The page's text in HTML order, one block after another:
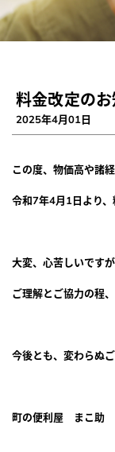
こ
／
盛
巾
町・
波
滝
料金改定の
2025年4月01日
この度、物価高や諸
令和7年4月1日より、
大変、心苦しいです
ご理解とご協力の程
今後とも、変わらぬ
町の便利屋 まこ助